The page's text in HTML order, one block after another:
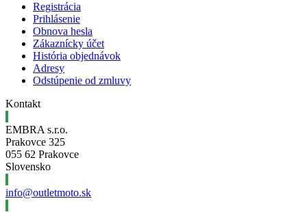
Registrácia
Prihlásenie
Obnova hesla
Zákaznícky účet
História objednávok
Adresy
Odstúpenie od zmluvy
Kontakt
EMBRA s.r.o.
Prakovce 325
055 62 Prakovce
Slovensko
info@outletmoto.sk